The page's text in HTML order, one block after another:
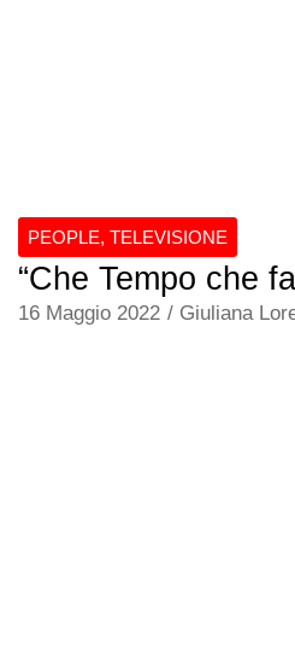
PEOPLE, TELEVISIONE
“Che Tempo che
16 Maggio 2022 / Giuliana